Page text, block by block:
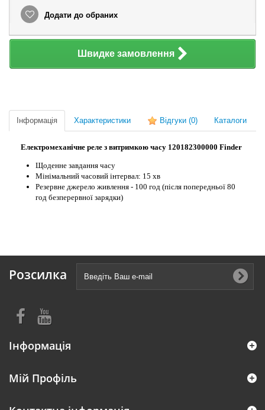
Додати до обраних
Швидке замовлення
Інформація Характеристики Відгуки (0) Каталоги
Електромеханічне реле з витримкою часу 120182300000 Finder
Щоденне завдання часу
Мінімальний часовий інтервал: 15 хв
Резервне джерело живлення - 100 год (після попередньої 80
год безперервної зарядки)
Розсилка
Інформація
Мій Профіль